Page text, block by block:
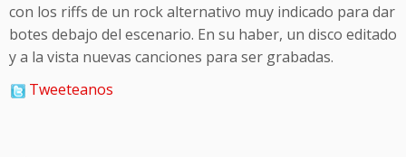
con los riffs de un rock alternativo muy indicado para dar
botes debajo del escenario. En su haber, un disco editado
y a la vista nuevas canciones para ser grabadas.
Tweeteanos